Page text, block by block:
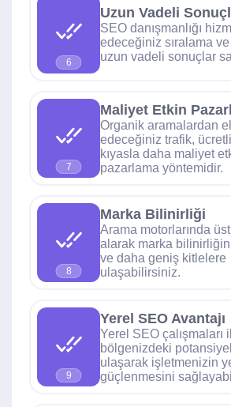
6
Uzun Vadeli
SEO danışmanlığı
edeceğiniz sıralama ve
uzun vadeli sonuçlar
7
Maliyet Etkin
Organik aramalardan
edeceğiniz trafik,
kıyasla daha maliyet
pazarlama yöntemidir.
8
Marka Bilinirliği
Arama motorlarında
alarak marka
ve daha geniş kitlelere
ulaşabilirsiniz.
9
Yerel SEO Avantajı
Yerel SEO çalışmaları
bölgenizdeki
ulaşarak işletmenizin
güçlenmesini